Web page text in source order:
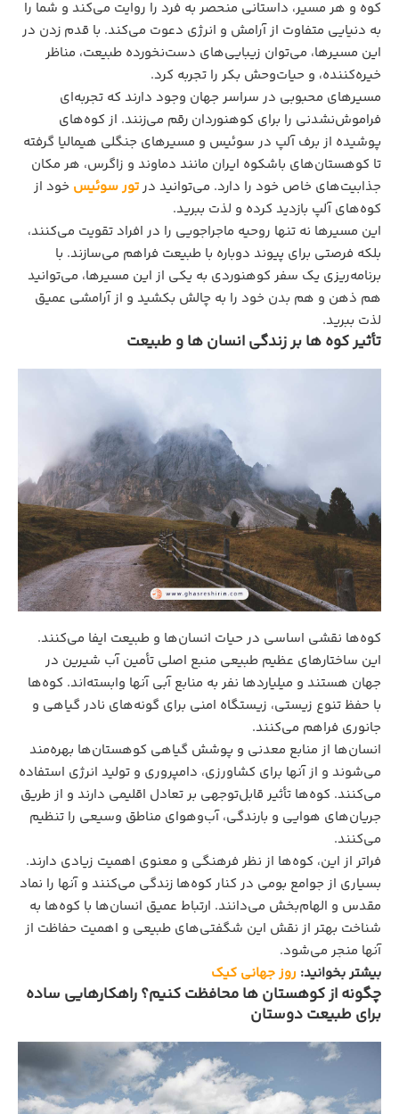
کوه و هر مسیر، داستانی منحصر به‌ فرد را روایت می‌کند و شما را
به دنیایی متفاوت از آرامش و انرژی دعوت می‌کند. با قدم زدن در
این مسیرها، می‌توان زیبایی‌های دست‌نخورده طبیعت، مناظر
خیره‌کننده، و حیات‌وحش بکر را تجربه کرد.
مسیرهای محبوبی در سراسر جهان وجود دارند که تجربه‌ای
فراموش‌نشدنی را برای کوهنوردان رقم می‌زنند. از کوه‌های
پوشیده از برف آلپ در سوئیس و مسیرهای جنگلی هیمالیا گرفته
تا کوهستان‌های باشکوه ایران مانند دماوند و زاگرس، هر مکان
جذابیت‌های خاص خود را دارد. می‌توانید درتور سوئیس خود از
کوه‌های آلپ بازدید کرده و لذت ببرید.
این مسیرها نه‌ تنها روحیه ماجراجویی را در افراد تقویت می‌کنند،
بلکه فرصتی برای پیوند دوباره با طبیعت فراهم می‌سازند. با
برنامه‌ریزی یک سفر کوهنوردی به یکی از این مسیرها، می‌توانید
هم ذهن و هم بدن خود را به چالش بکشید و از آرامشی عمیق
لذت ببرید.
تأثیر کوه‌ ها بر زندگی انسان‌ ها و طبیعت
کوه‌ها نقشی اساسی در حیات انسان‌ها و طبیعت ایفا می‌کنند.
این ساختارهای عظیم طبیعی منبع اصلی تأمین آب شیرین در
جهان هستند و میلیاردها نفر به منابع آبی آنها وابسته‌اند. کوه‌ها
با حفظ تنوع زیستی، زیستگاه امنی برای گونه‌های نادر گیاهی و
جانوری فراهم می‌کنند.
انسان‌ها از منابع معدنی و پوشش گیاهی کوهستان‌ها بهره‌مند
می‌شوند و از آنها برای کشاورزی، دامپروری و تولید انرژی استفاده
می‌کنند. کوه‌ها تأثیر قابل‌توجهی بر تعادل اقلیمی دارند و از طریق
جریان‌های هوایی و بارندگی، آب‌وهوای مناطق وسیعی را تنظیم
می‌کنند.
فراتر از این، کوه‌ها از نظر فرهنگی و معنوی اهمیت زیادی دارند.
بسیاری از جوامع بومی در کنار کوه‌ها زندگی می‌کنند و آنها را نماد
مقدس و الهام‌بخش می‌دانند. ارتباط عمیق انسان‌ها با کوه‌ها به
شناخت بهتر از نقش این شگفتی‌های طبیعی و اهمیت حفاظت از
آنها منجر می‌شود.
بیشتر بخوانید: روز جهانی کیک
چگونه از کوهستان‌ ها محافظت کنیم؟ راهکارهایی ساده
برای طبیعت‌ دوستان